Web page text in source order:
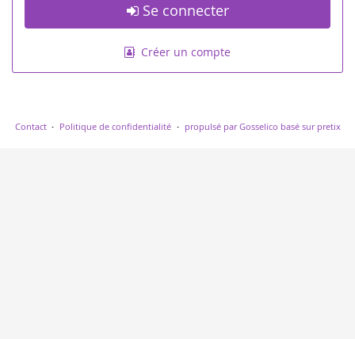
Se connecter
Créer un compte
Contact Politique de confidentialité propulsé par Gosselico basé sur pretix